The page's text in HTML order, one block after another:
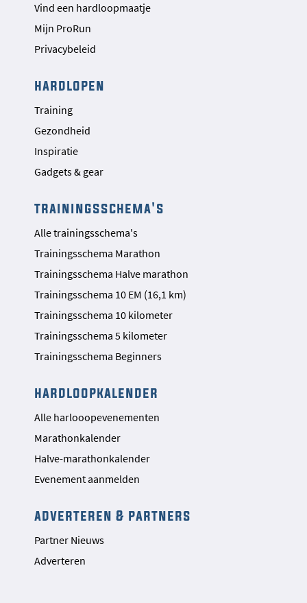
Vind een hardloopmaatje
Mijn ProRun
Privacybeleid
hardlopen
Training
Gezondheid
Inspiratie
Gadgets & gear
trainingsschema's
Alle trainingsschema's
Trainingsschema Marathon
Trainingsschema Halve marathon
Trainingsschema 10 EM (16,1 km)
Trainingsschema 10 kilometer
Trainingsschema 5 kilometer
Trainingsschema Beginners
hardloopkalender
Alle harlooopevenementen
Marathonkalender
Halve-marathonkalender
Evenement aanmelden
adverteren & partners
Partner Nieuws
Adverteren